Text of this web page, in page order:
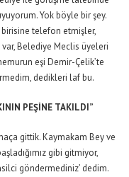
Yok böyle bir şey.
birisine telefon etmişler,
Belediye Meclis üyeleri
eşi Demir-Çelik’te
dedikleri laf bu.
PEŞİNE TAKILDI”
gittik. Kaymakam Bey ve
gibi gitmiyor,
göndermediniz’ dedim.